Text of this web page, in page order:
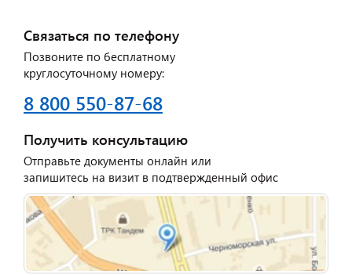
Связаться по телефону
Позвоните по бесплатному
круглосуточному номеру:
8 800 550-87-68
Получить консультацию
Отправьте документы онлайн или
запишитесь на визит в подтвержденный офис